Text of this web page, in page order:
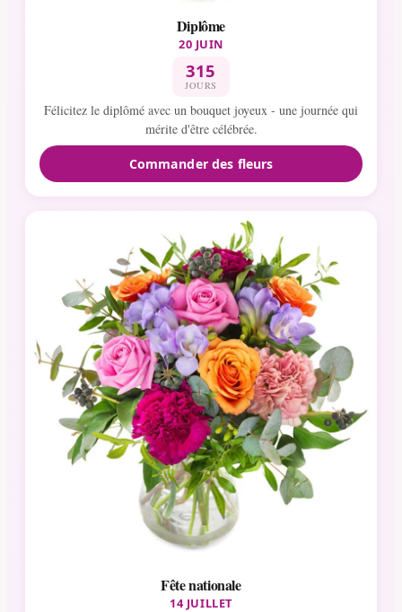
Diplôme
20 JUIN
315
JOURS
Félicitez le diplômé avec un bouquet joyeux - une journée qui
mérite d'être célébrée.
Commander des fleurs
Fête nationale
14 JUILLET